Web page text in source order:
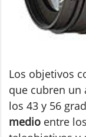
Los objetivos
que cubren
los 43 y 56
medio entre